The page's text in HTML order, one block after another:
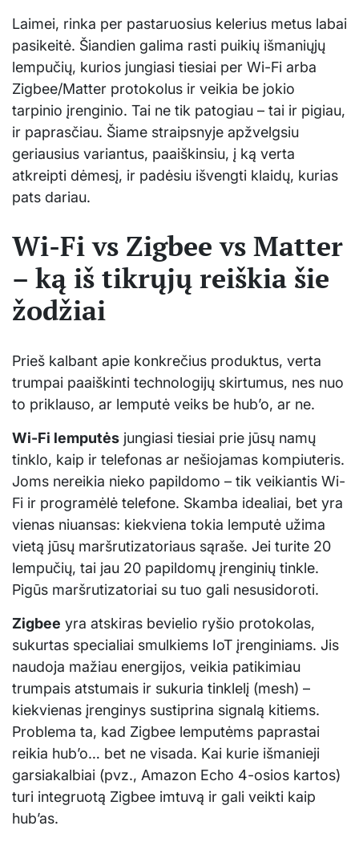
Laimei, rinka per pastaruosius kelerius metus labai
pasikeitė. Šiandien galima rasti puikių išmaniųjų
lempučių, kurios jungiasi tiesiai per Wi-Fi arba
Zigbee/Matter protokolus ir veikia be jokio
tarpinio įrenginio. Tai ne tik patogiau – tai ir pigiau,
ir paprasčiau. Šiame straipsnyje apžvelgsiu
geriausius variantus, paaiškinsiu, į ką verta
atkreipti dėmesį, ir padėsiu išvengti klaidų, kurias
pats dariau.
Wi-Fi vs Zigbee vs Matter
– ką iš tikrųjų reiškia šie
žodžiai
Prieš kalbant apie konkrečius produktus, verta
trumpai paaiškinti technologijų skirtumus, nes nuo
to priklauso, ar lemputė veiks be hub’o, ar ne.
Wi-Fi lemputės jungiasi tiesiai prie jūsų namų
tinklo, kaip ir telefonas ar nešiojamas kompiuteris.
Joms nereikia nieko papildomo – tik veikiantis Wi-
Fi ir programėlė telefone. Skamba idealiai, bet yra
vienas niuansas: kiekviena tokia lemputė užima
vietą jūsų maršrutizatoriaus sąraše. Jei turite 20
lempučių, tai jau 20 papildomų įrenginių tinkle.
Pigūs maršrutizatoriai su tuo gali nesusidoroti.
Zigbee yra atskiras bevielio ryšio protokolas,
sukurtas specialiai smulkiems IoT įrenginiams. Jis
naudoja mažiau energijos, veikia patikimiau
trumpais atstumais ir sukuria tinklelį (mesh) –
kiekvienas įrenginys sustiprina signalą kitiems.
Problema ta, kad Zigbee lemputėms paprastai
reikia hub’o… bet ne visada. Kai kurie išmanieji
garsiakalbiai (pvz., Amazon Echo 4-osios kartos)
turi integruotą Zigbee imtuvą ir gali veikti kaip
hub’as.